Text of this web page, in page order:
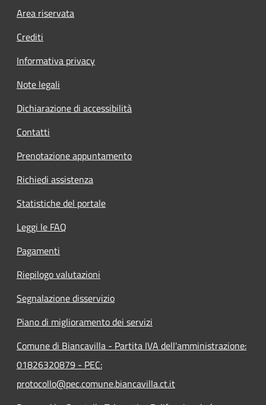
Footer menu
Area riservata
Crediti
Informativa privacy
Note legali
Dichiarazione di accessibilità
Contatti
Prenotazione appuntamento
Richiedi assistenza
Statistiche del portale
Leggi le FAQ
Pagamenti
Riepilogo valutazioni
Segnalazione disservizio
Piano di miglioramento dei servizi
Comune di Biancavilla - Partita IVA dell'amministrazione:
01826320879 - PEC:
protocollo@pec.comune.biancavilla.ct.it